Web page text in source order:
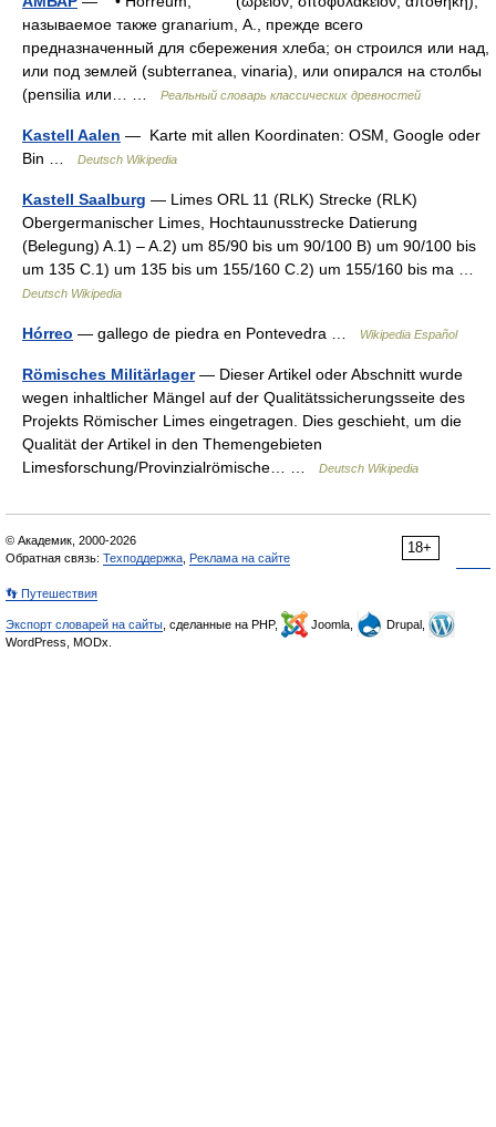
называемое также granarium, Α., прежде всего
предназначенный для сбережения хлеба; он строился или над,
или под землей (subterranea, vinaria), или опирался на столбы
(pensilia или… …
Реальный словарь классических древностей
Kastell Aalen — Karte mit allen Koordinaten: OSM, Google oder
Bin …
Deutsch Wikipedia
Kastell Saalburg — Limes ORL 11 (RLK) Strecke (RLK)
Obergermanischer Limes, Hochtaunusstrecke Datierung
(Belegung) A.1) – A.2) um 85/90 bis um 90/100 B) um 90/100 bis
um 135 C.1) um 135 bis um 155/160 C.2) um 155/160 bis ma …
Deutsch Wikipedia
Hórreo — gallego de piedra en Pontevedra … Wikipedia Español
Römisches Militärlager— Dieser Artikel oder Abschnitt wurde
wegen inhaltlicher Mängel auf der Qualitätssicherungsseite des
Projekts Römischer Limes eingetragen. Dies geschieht, um die
Qualität der Artikel in den Themengebieten
Limesforschung/Provinzialrömische… …
Deutsch Wikipedia
18+
© Академик, 2000-2026
Обратная связь: Техподдержка Реклама на сайте
👣 Путешествия
Экспорт словарей на сайты , сделанные на PHP, Joomla,
Drupal,
WordPress, MODx.